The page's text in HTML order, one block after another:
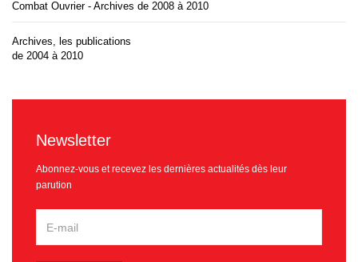
Combat Ouvrier - Archives de 2008 à 2010
Archives, les publications
de 2004 à 2010
Newsletter
Abonnez-vous et recevez les dernières actualités dès leur
parution